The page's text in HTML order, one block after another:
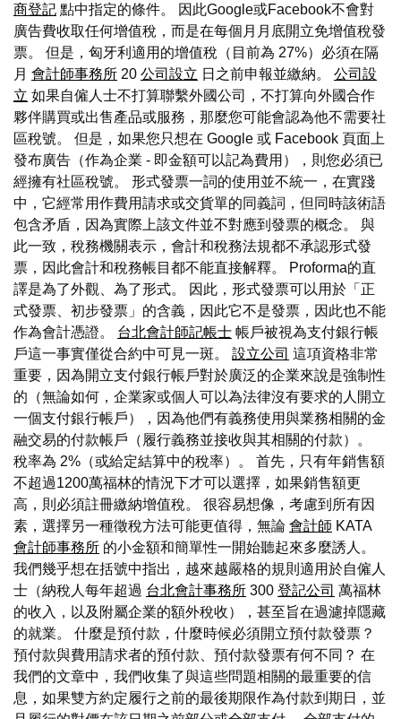
商登記 點中指定的條件。 因此Google或Facebook不會對
廣告費收取任何增值稅，而是在每個月月底開立免增值稅發
票。 但是，匈牙利適用的增值稅（目前為 27%）必須在隔
月 會計師事務所 20 公司設立 日之前申報並繳納。 公司設
立 如果自僱人士不打算聯繫外國公司，不打算向外國合作
夥伴購買或出售產品或服務，那麼您可能會認為他不需要社
區稅號。 但是，如果您只想在 Google 或 Facebook 頁面上
發布廣告（作為企業 - 即金額可以記為費用），則您必須已
經擁有社區稅號。 形式發票一詞的使用並不統一，在實踐
中，它經常用作費用請求或交貨單的同義詞，但同時該術語
包含矛盾，因為實際上該文件並不對應到發票的概念。 與
此一致，稅務機關表示，會計和稅務法規都不承認形式發
票，因此會計和稅務帳目都不能直接解釋。 Proforma的直
譯是為了外觀、為了形式。 因此，形式發票可以用於「正
式發票、初步發票」的含義，因此它不是發票，因此也不能
作為會計憑證。 台北會計師記帳士 帳戶被視為支付銀行帳
戶這一事實僅從合約中可見一斑。 設立公司 這項資格非常
重要，因為開立支付銀行帳戶對於廣泛的企業來說是強制性
的（無論如何，企業家或個人可以為法律沒有要求的人開立
一個支付銀行帳戶），因為他們有義務使用與業務相關的金
融交易的付款帳戶（履行義務並接收與其相關的付款）。
稅率為 2%（或給定結算中的稅率）。 首先，只有年銷售額
不超過1200萬福林的情況下才可以選擇，如果銷售額更
高，則必須註冊繳納增值稅。 很容易想像，考慮到所有因
素，選擇另一種徵稅方法可能更值得，無論 會計師 KATA
會計師事務所 的小金額和簡單性一開始聽起來多麼誘人。
我們幾乎想在括號中指出，越來越嚴格的規則適用於自僱人
士（納稅人每年超過 台北會計事務所 300 登記公司 萬福林
的收入，以及附屬企業的額外稅收），甚至旨在過濾掉隱藏
的就業。 什麼是預付款，什麼時候必須開立預付款發票？
預付款與費用請求者的預付款、預付款發票有何不同？ 在
我們的文章中，我們收集了與這些問題相關的最重要的信
息，如果雙方約定履行之前的最後期限作為付款到期日，並